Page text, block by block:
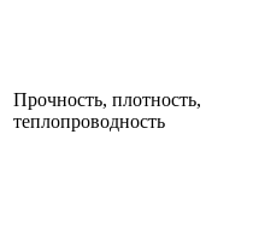
Прочность, плотность,
теплопроводность